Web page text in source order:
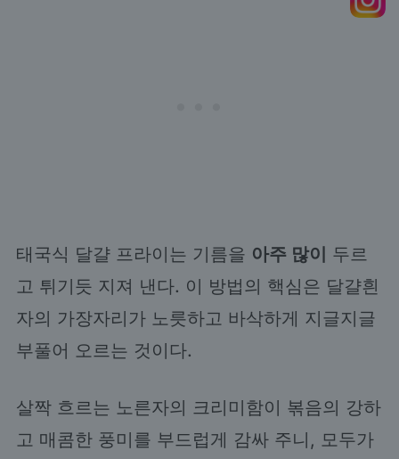
태국식 달걀 프라이는 기름을 아주 많이
두르
고 튀기듯 지져 낸다. 이 방법의 핵심은 달걀흰
자의 가장자리가 노릇하고 바삭하게 지글지글
부풀어 오르는 것이다.
살짝 흐르는 노른자의 크리미함이 볶음의 강하
고 매콤한 풍미를 부드럽게 감싸 주니, 모두가